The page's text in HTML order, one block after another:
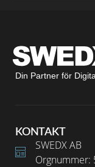
Din Partner för
KONTAKT
SWEDX AB
Orgnummer: